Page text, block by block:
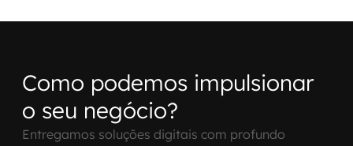
Como podemos impulsionar
o seu negócio?
Entregamos soluções digitais com profundo